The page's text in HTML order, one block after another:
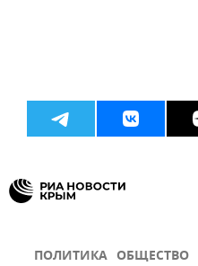
ПОЛИТИКА ОБЩЕСТВО